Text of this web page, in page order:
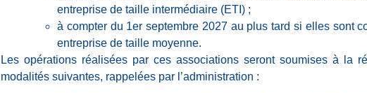
entreprise de taille intermédiaire (ETI) ;
à compter du 1er septembre 2027 au plus tard si elles sont
entreprise de taille moyenne.
Les opérations réalisées par ces associations seront soumises à la
modalités suivantes, rappelées par l’administration :